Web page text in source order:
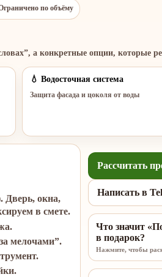
по объёму
а конкретные опции, которые
💧 Водосточная система
Защита фасада и цоколя от воды
Дверь, окна,
в смете.
мелочами”.
Рассчитать
Написать в
Что значит
в подарок?
Нажмите, чтобы